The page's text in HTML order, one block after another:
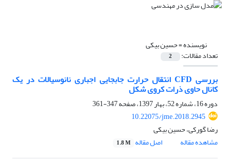
نویسنده =حسین بیکی
تعداد مقالات: 2
بررسی CFD انتقال حرارت جابجایی اجباری نانوسیالات در یک
کانال حاوی ذرات کروی شکل
دوره 16، شماره 52، بهار 1397، صفحه
347-361
10.22075/jme.2018.2945
رضا گورکی، حسین بیکی
مشاهده مقاله
اصل مقاله 1.8 M